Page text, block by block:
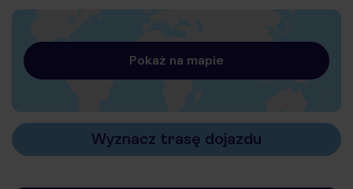
Pokaż na mapie
Wyznacz trasę dojazdu